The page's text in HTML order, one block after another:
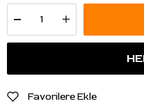
Favorilere Ekle